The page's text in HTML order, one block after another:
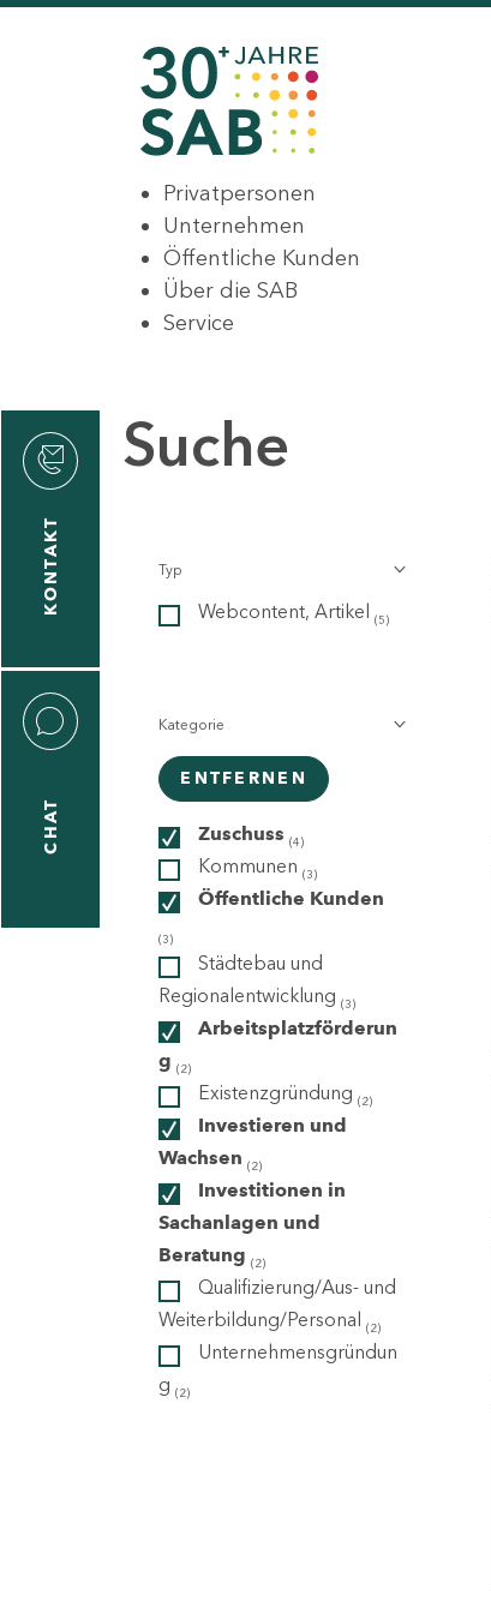
Privatpersonen
Unternehmen
Öffentliche Kunden
Über die SAB
Service
KONTAKT
CHAT
Suche
Typ
Webcontent, Artikel (5)
Kategorie
ENTFERNEN
Zuschuss (4)
Kommunen (3)
Öffentliche Kunden
(3)
Städtebau und
Regionalentwicklung (3)
Arbeitsplatzförderun
g (2)
Existenzgründung (2)
Investieren und
Wachsen (2)
Investitionen in
Sachanlagen und
Beratung (2)
Qualifizierung/Aus- und
Weiterbildung/Personal (2)
Unternehmensgründun
g (2)